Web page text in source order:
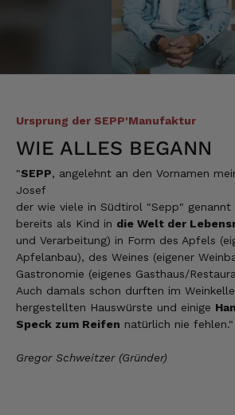
Ursprung der SEPP'Manufaktur
WIE ALLES BEGANN
"SEPP, angelehnt an den Vornamen
Josef
der wie viele in Südtirol "Sepp"
bereits als Kind in die Welt der
und Verarbeitung) in Form des Apfels
Apfelanbau), des Weines (eigener
Gastronomie (eigenes Gasthaus/
Auch damals schon durften im
hergestellten Hauswürste und einige
Speck zum Reifen natürlich nie
Gregor Schweitzer (Gründer)
Verifizierter Kunde
Die Qualität ist super und
wie in den Dolomieten.
Hans Joerg
Verifizierter Kunde
diskutieren, soweit schon
Spitze. Der einzige